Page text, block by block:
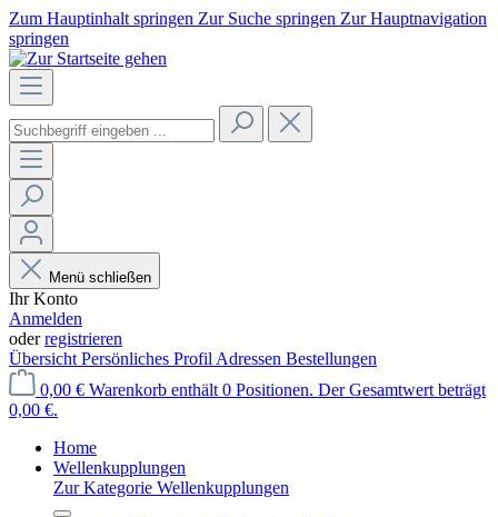
Zum Hauptinhalt springen Zur Suche springen Zur Hauptnavigation
springen
Menü schließen
Ihr Konto
Anmelden
oderregistrieren
Übersicht Persönliches Profil Adressen Bestellungen
0,00 € Warenkorb enthält 0 Positionen. Der Gesamtwert beträgt
0,00 €.
Home
Wellenkupplungen
Zur Kategorie Wellenkupplungen